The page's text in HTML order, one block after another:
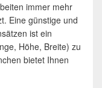
immer mehr
Eine günstige und
ist ein
Höhe, Breite) zu
bietet Ihnen
Fahrgerüst für München